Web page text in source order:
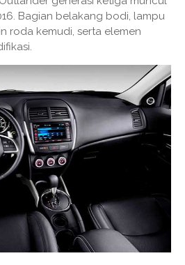
Bagian belakang bodi, lampu
roda kemudi, serta elemen